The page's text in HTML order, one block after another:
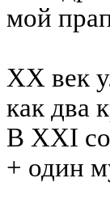
мой
XX век
как два
В XXI
+ один